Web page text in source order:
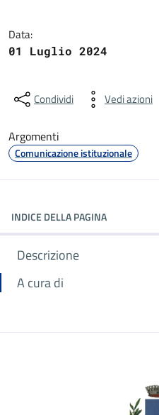
Data:
01 Luglio 2024
Condividi Vedi azioni
Argomenti
Comunicazione istituzionale
INDICE DELLA PAGINA
Descrizione
A cura di